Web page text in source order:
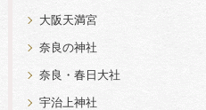
大阪天満宮
奈良の神社
奈良・春日大社
宇治上神社